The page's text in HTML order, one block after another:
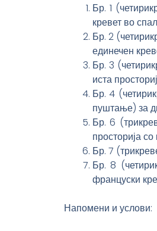
Бр. 1
кревет во
Бр. 2
единечен
Бр. 3
иста
Бр. 4
пуштање) за
Бр. 6
просторија со
Бр. 7
Бр. 8
француски
Напомени и услови: